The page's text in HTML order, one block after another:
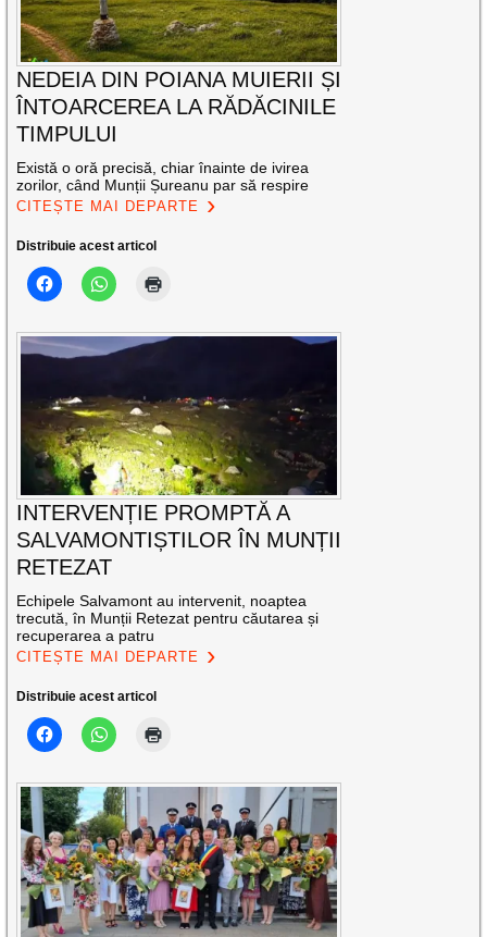
NEDEIA DIN POIANA MUIERII ȘI
ÎNTOARCEREA LA RĂDĂCINILE
TIMPULUI
Există o oră precisă, chiar înainte de ivirea
zorilor, când Munții Șureanu par să respire
CITEȘTE MAI DEPARTE
Distribuie acest articol
INTERVENȚIE PROMPTĂ A
SALVAMONTIȘTILOR ÎN MUNȚII
RETEZAT
Echipele Salvamont au intervenit, noaptea
trecută, în Munții Retezat pentru căutarea și
recuperarea a patru
CITEȘTE MAI DEPARTE
Distribuie acest articol